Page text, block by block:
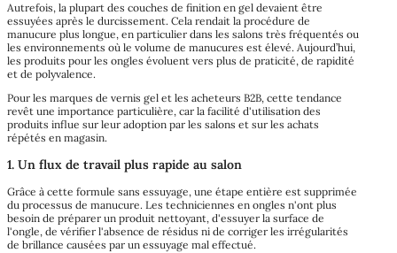
Autrefois, la plupart des couches de finition en gel devaient être
essuyées après le durcissement. Cela rendait la procédure de
manucure plus longue, en particulier dans les salons très fréquentés ou
les environnements où le volume de manucures est élevé. Aujourd’hui,
les produits pour les ongles évoluent vers plus de praticité, de rapidité
et de polyvalence.
Pour les marques de vernis gel et les acheteurs B2B, cette tendance
revêt une importance particulière, car la facilité d'utilisation des
produits influe sur leur adoption par les salons et sur les achats
répétés en magasin.
1. Un flux de travail plus rapide au salon
Grâce à cette formule sans essuyage, une étape entière est supprimée
du processus de manucure. Les techniciennes en ongles n'ont plus
besoin de préparer un produit nettoyant, d'essuyer la surface de
l'ongle, de vérifier l'absence de résidus ni de corriger les irrégularités
de brillance causées par un essuyage mal effectué.